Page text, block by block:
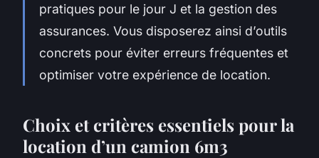
pratiques pour le jour J et la gestion des
assurances. Vous disposerez ainsi d’outils
concrets pour éviter erreurs fréquentes et
optimiser votre expérience de location.
Choix et critères essentiels pour la
location d’un camion 6m3